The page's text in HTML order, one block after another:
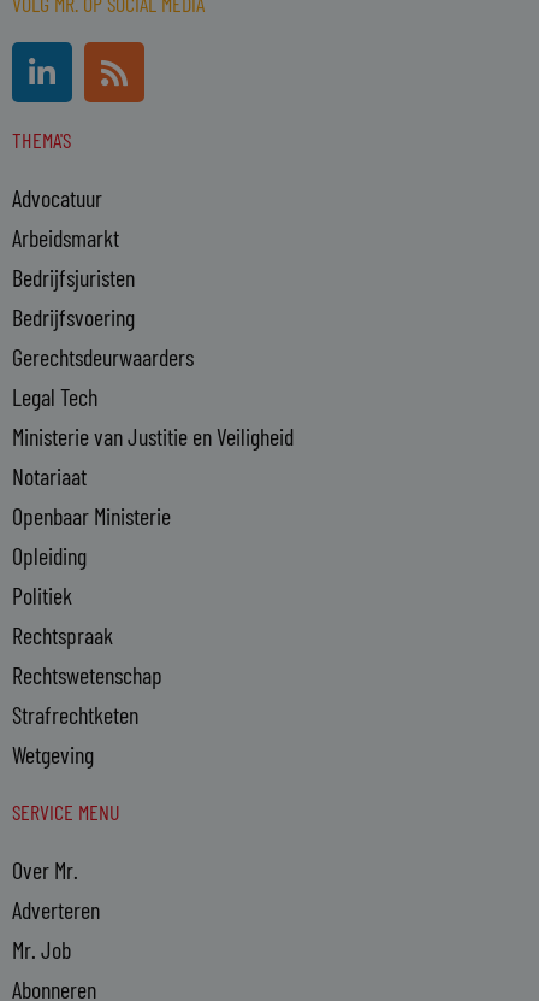
L
i
k
d
i
n
-
i
n
R
s
THEMA'S
Advocatuur
Arbeidsmarkt
Bedrijfsjuristen
Bedrijfsvoering
Gerechtsdeurwaarders
Legal Tech
Ministerie van Justitie en Veiligheid
Notariaat
Openbaar Ministerie
Opleiding
Politiek
Rechtspraak
Rechtswetenschap
Strafrechtketen
Wetgeving
SERVICE MENU
Over Mr.
Adverteren
Mr. Job
Abonneren